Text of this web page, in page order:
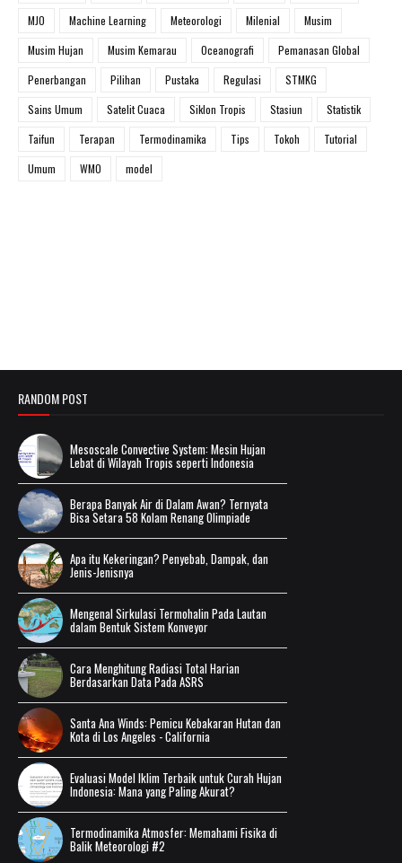
MJO
Machine Learning Meteorologi Milenial
Musim
Musim Hujan
Musim Kemarau Oceanografi
Pemanasan Global
Penerbangan
Pilihan Pustaka Regulasi
STMKG
Sains Umum
Satelit Cuaca Siklon Tropis Stasiun
Statistik
Taifun
Terapan Termodinamika Tips Tokoh
Tutorial
Umum
WMO model
RANDOM POST
Mesoscale Convective System: Mesin Hujan
Lebat di Wilayah Tropis seperti Indonesia
Berapa Banyak Air di Dalam Awan? Ternyata
Bisa Setara 58 Kolam Renang Olimpiade
Apa itu Kekeringan? Penyebab, Dampak, dan
Jenis-Jenisnya
Mengenal Sirkulasi Termohalin Pada Lautan
dalam Bentuk Sistem Konveyor
Cara Menghitung Radiasi Total Harian
Berdasarkan Data Pada ASRS
Santa Ana Winds: Pemicu Kebakaran Hutan dan
Kota di Los Angeles - California
Evaluasi Model Iklim Terbaik untuk Curah Hujan
Indonesia: Mana yang Paling Akurat?
Termodinamika Atmosfer: Memahami Fisika di
Balik Meteorologi #2